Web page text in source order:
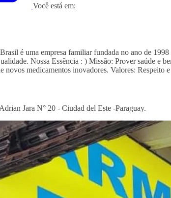
Você está em:
é uma empresa familiar fundada no ano de
Nossa Essência : ) Missão: Prover saúde e
novos medicamentos inovadores. Valores:
Jara N° 20 - Ciudad del Este -Paraguay.